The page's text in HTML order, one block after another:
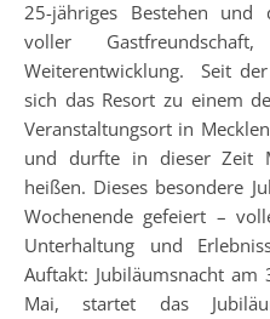
25-jähriges Bestehen und
voller
Weiterentwicklung. Seit
sich das Resort zu einem
Veranstaltungsort in
und durfte in dieser Zeit
heißen. Dieses besondere
Wochenende gefeiert –
Unterhaltung und
Auftakt: Jubiläumsnacht am
Mai, startet das